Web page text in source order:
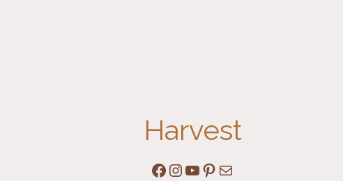
Harvest
Facebook
Instagram
YouTube
Pinterest
Mail